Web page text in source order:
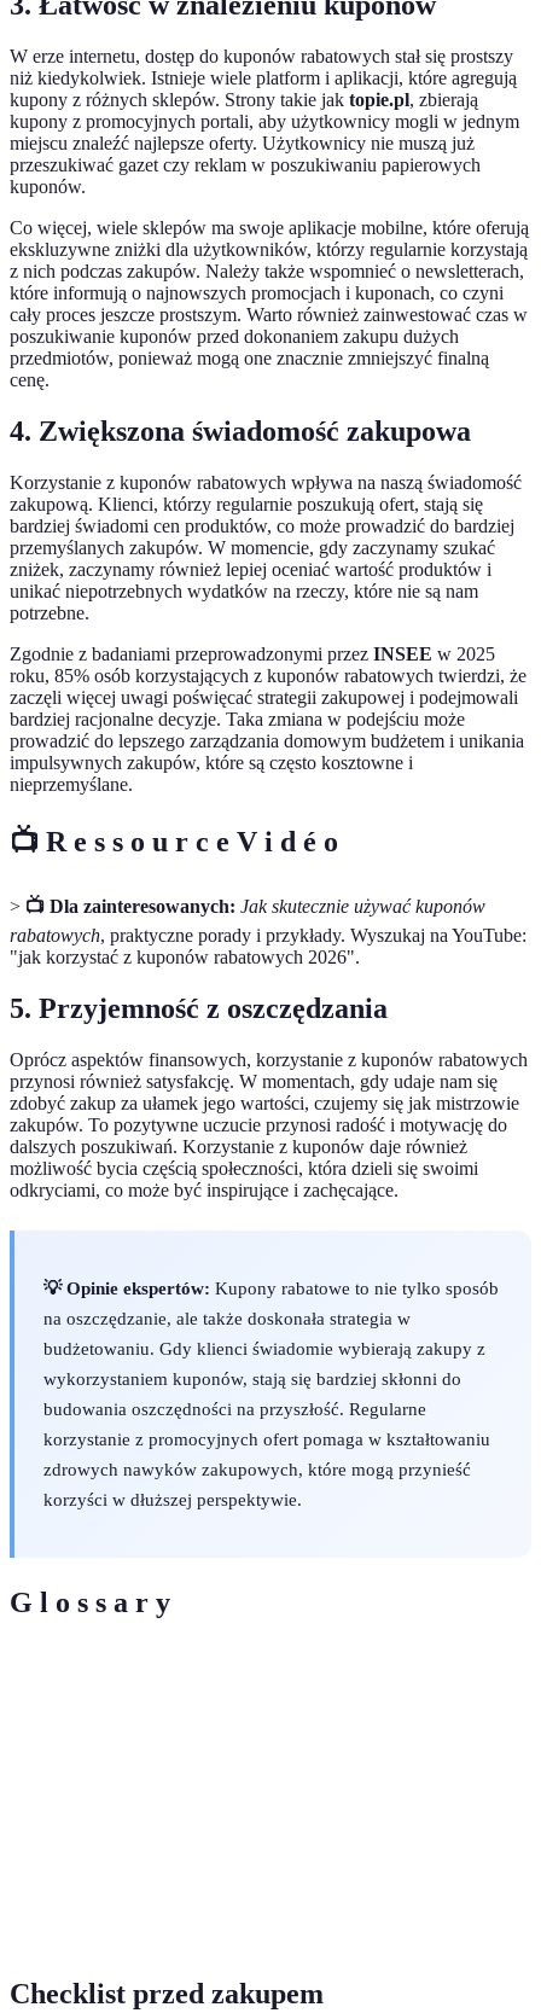
W erze internetu, dostęp do kuponów rabatowych stał się prostszy
niż kiedykolwiek. Istnieje wiele platform i aplikacji, które agregują
kupony z różnych sklepów. Strony takie jak topie.pl, zbierają
kupony z promocyjnych portali, aby użytkownicy mogli w jednym
miejscu znaleźć najlepsze oferty. Użytkownicy nie muszą już
przeszukiwać gazet czy reklam w poszukiwaniu papierowych
kuponów.
Co więcej, wiele sklepów ma swoje aplikacje mobilne, które oferują
ekskluzywne zniżki dla użytkowników, którzy regularnie korzystają
z nich podczas zakupów. Należy także wspomnieć o newsletterach,
które informują o najnowszych promocjach i kuponach, co czyni
cały proces jeszcze prostszym. Warto również zainwestować czas w
poszukiwanie kuponów przed dokonaniem zakupu dużych
przedmiotów, ponieważ mogą one znacznie zmniejszyć finalną
cenę.
4. Zwiększona świadomość zakupowa
Korzystanie z kuponów rabatowych wpływa na naszą świadomość
zakupową. Klienci, którzy regularnie poszukują ofert, stają się
bardziej świadomi cen produktów, co może prowadzić do bardziej
przemyślanych zakupów. W momencie, gdy zaczynamy szukać
zniżek, zaczynamy również lepiej oceniać wartość produktów i
unikać niepotrzebnych wydatków na rzeczy, które nie są nam
potrzebne.
Zgodnie z badaniami przeprowadzonymi przez INSEE w 2025
roku, 85% osób korzystających z kuponów rabatowych twierdzi, że
zaczęli więcej uwagi poświęcać strategii zakupowej i podejmowali
bardziej racjonalne decyzje. Taka zmiana w podejściu może
prowadzić do lepszego zarządzania domowym budżetem i unikania
impulsywnych zakupów, które są często kosztowne i
nieprzemyślane.
📺 R e s s o u r c e V i d é o
> 📺 Dla zainteresowanych: Jak skutecznie używać kuponów
rabatowych, praktyczne porady i przykłady. Wyszukaj na YouTube:
"jak korzystać z kuponów rabatowych 2026".
5. Przyjemność z oszczędzania
Oprócz aspektów finansowych, korzystanie z kuponów rabatowych
przynosi również satysfakcję. W momentach, gdy udaje nam się
zdobyć zakup za ułamek jego wartości, czujemy się jak mistrzowie
zakupów. To pozytywne uczucie przynosi radość i motywację do
dalszych poszukiwań. Korzystanie z kuponów daje również
możliwość bycia częścią społeczności, która dzieli się swoimi
odkryciami, co może być inspirujące i zachęcające.
💡 Opinie ekspertów: Kupony rabatowe to nie tylko sposób
na oszczędzanie, ale także doskonała strategia w
budżetowaniu. Gdy klienci świadomie wybierają zakupy z
wykorzystaniem kuponów, stają się bardziej skłonni do
budowania oszczędności na przyszłość. Regularne
korzystanie z promocyjnych ofert pomaga w kształtowaniu
zdrowych nawyków zakupowych, które mogą przynieść
korzyści w dłuższej perspektywie.
G l o s s a r y
Checklist przed zakupem